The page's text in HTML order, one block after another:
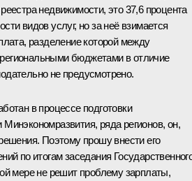
реестра недвижимости, это 37,6 процента
видов услуг, но за неё взимается
разделение которой между
бюджетами в отличие
не предусмотрено.
в процессе подготовки
ряда регионов, он,
Поэтому прошу внести его
по итогам заседания
мере не решит проблему зарплаты,